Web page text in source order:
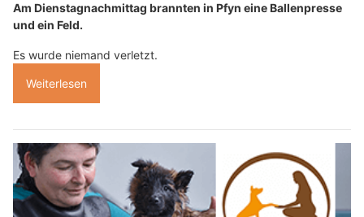
Am Dienstagnachmittag brannten in Pfyn eine Ballenpresse
und ein Feld.
Es wurde niemand verletzt.
Weiterlesen